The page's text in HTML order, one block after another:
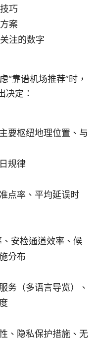
巧
案
注的数字
“靠谱机场推荐”时，
决定：
要枢纽地理位置、与
规律
点率、平均延误时
安检通道效率、候
分布
务（多语言导览）、
、隐私保护措施、无